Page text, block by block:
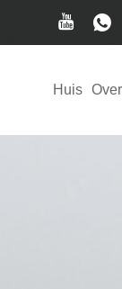
Huis